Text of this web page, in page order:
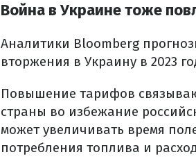
Война в Украине тоже
Аналитики Bloomberg
вторжения в Украину в 2023
Повышение тарифов
страны во избежание
может увеличивать время
потребления топлива и